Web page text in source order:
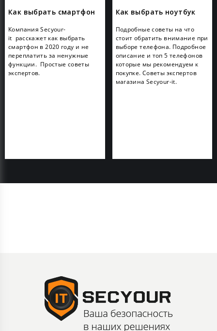
Как выбрать смартфон
Компания Secyour-
it расскажет как выбрать
смартфон в 2020 году и не
переплатить за ненужные
функции. Простые советы
экспертов.
Как выбрать ноутбук
Подробные советы на что
стоит обратить внимание при
выборе телефона. Подробное
описание и топ 5 телефонов
которые мы рекомендуем к
покупке. Советы экспертов
магазина Secyour-it.